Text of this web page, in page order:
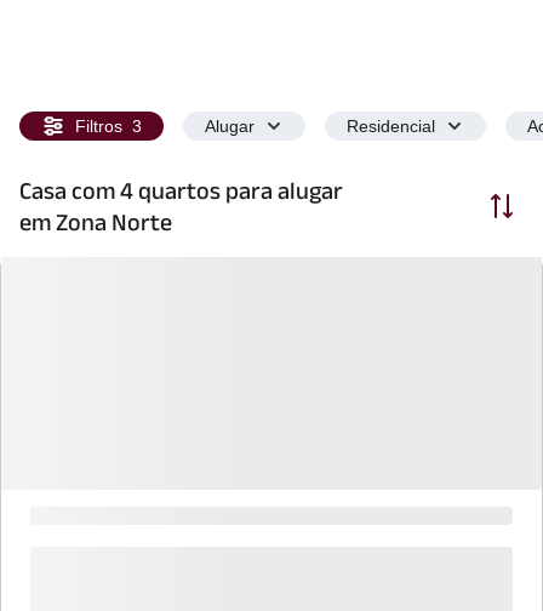
Filtros 3 Alugar Residencial
Casa com 4 quartos para alugar
em Zona Norte
Ordenar